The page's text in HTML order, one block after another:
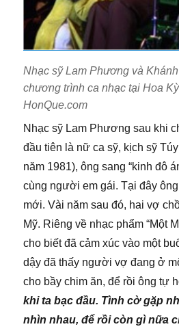
Nhạc sỹ Lam Phương và
chương trình ca nhạc tại Hoa
HonQue.com
Nhạc sỹ Lam Phương sau khi
đầu tiên là nữ ca sỹ, kịch sỹ
năm 1981), ông sang “kinh đô
cùng người em gái. Tại đây
mới. Vài năm sau đó, hai vợ
Mỹ. Riêng về nhạc phẩm “Một
cho biết đã cảm xúc vào một
dậy đã thấy người vợ đang ở
cho bầy chim ăn, để rồi ông tự
khi ta bạc đầu. Tình cờ gặp
nhìn nhau, để rồi còn gì nữa